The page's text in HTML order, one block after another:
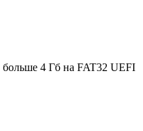
больше 4 Гб на FAT32 UEFI